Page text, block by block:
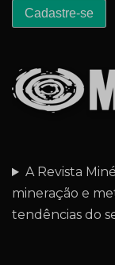
A Revista
mineração e
tendências do